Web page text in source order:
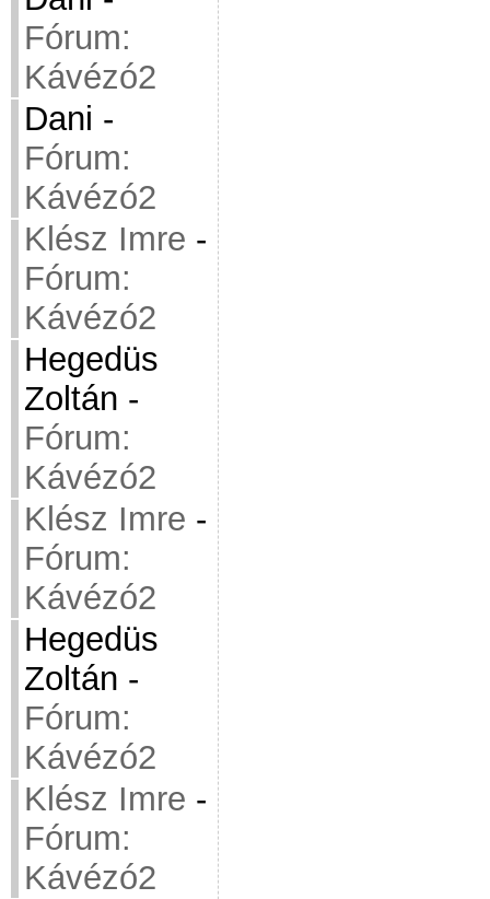
Fórum:
Kávézó2
Dani -
Fórum:
Kávézó2
Klész Imre -
Fórum:
Kávézó2
Hegedüs
Zoltán -
Fórum:
Kávézó2
Klész Imre -
Fórum:
Kávézó2
Hegedüs
Zoltán -
Fórum:
Kávézó2
Klész Imre -
Fórum:
Kávézó2